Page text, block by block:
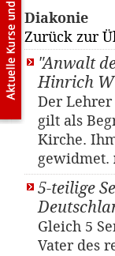
Diakonie
Zurück zur
"Anwalt
Hinrich
Der Lehrer
gilt als
Kirche.
gewidmet.
5-teilige
Gleich 5
Vater des